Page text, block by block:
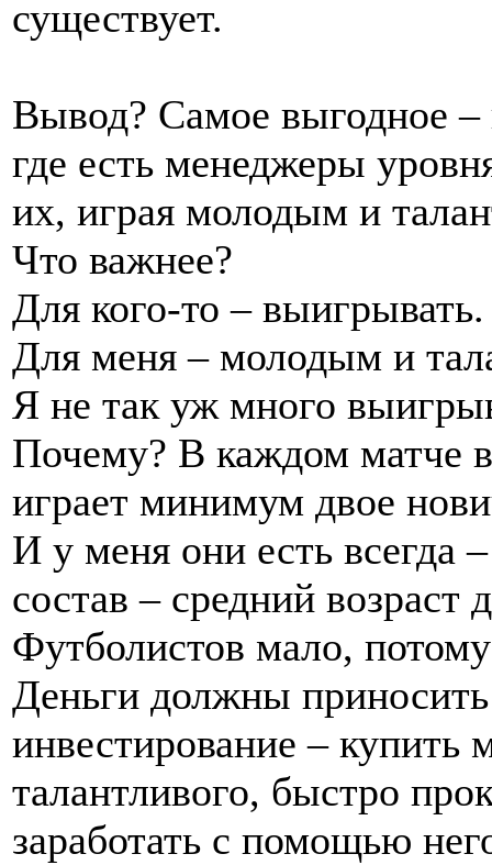
существует.
Вывод? Самое выгодное –
где есть менеджеры
их, играя молодым и
Что важнее?
Для кого-то – выигрывать.
Для меня – молодым и
Я не так уж много
Почему? В каждом матче
играет минимум двое
И у меня они есть всегда
состав – средний возраст
Футболистов мало,
Деньги должны
инвестирование – купить
талантливого, быстро
заработать с помощью